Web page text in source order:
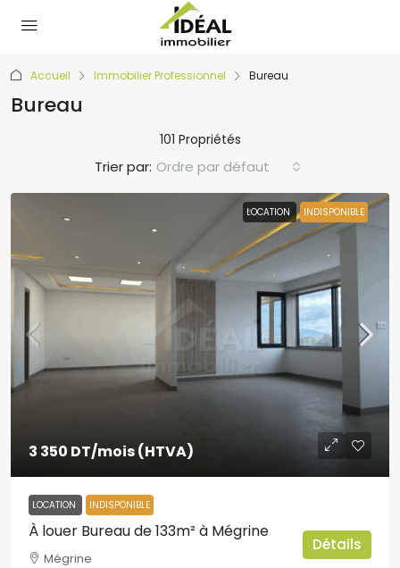
Accueil Immobilier Professionnel Bureau
Bureau
101 Propriétés
Trier par: Ordre par défaut
LOCATION INDISPONIBLE
3 350 DT/mois (HTVA)
LOCATION INDISPONIBLE
À louer Bureau de 133m² à Mégrine
Mégrine
Détails